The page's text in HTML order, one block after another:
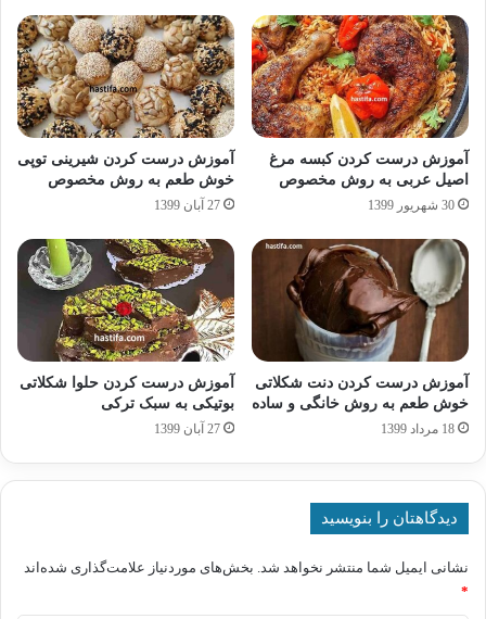
آموزش درست کردن کبسه مرغ
اصیل عربی به روش مخصوص
30 شهریور 1399
آموزش درست کردن شیرینی توپی
خوش طعم به روش مخصوص
27 آبان 1399
آموزش درست کردن دنت شکلاتی
خوش طعم به روش خانگی و ساده
18 مرداد 1399
آموزش درست کردن حلوا شکلاتی
بوتیکی به سبک ترکی
27 آبان 1399
دیدگاهتان را بنویسید
نشانی ایمیل شما منتشر نخواهد شد. بخش‌های موردنیاز علامت‌گذاری شده‌اند
*